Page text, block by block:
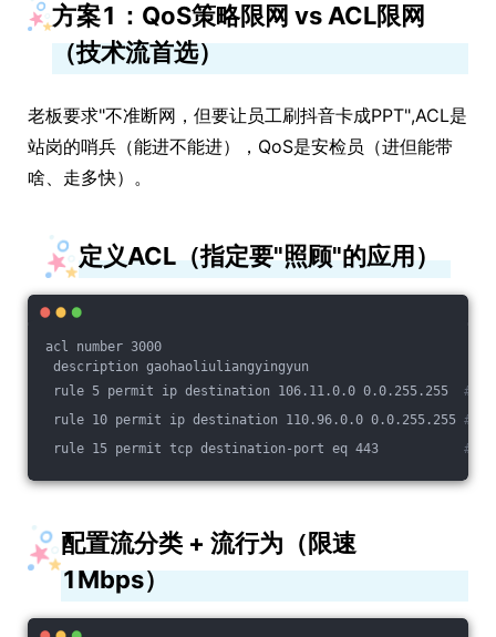
方案1：QoS策略限网 vs ACL限网
（技术流首选）
老板要求"不准断网，但要让员工刷抖音卡成PPT",ACL是
站岗的哨兵（能进不能进），QoS是安检员（进但能带
啥、走多快）。
定义ACL（指定要"照顾"的应用）
acl number 3000
description gaohaoliuliangyingyun
rule 5 permit ip destination 106.11.0.0 0.0.255.255 # 淘
rule 10 permit ip destination 110.96.0.0 0.0.255.255 # 抖
rule 15 permit tcp destination-port eq 443 #
配置流分类 + 流行为（限速
1Mbps）